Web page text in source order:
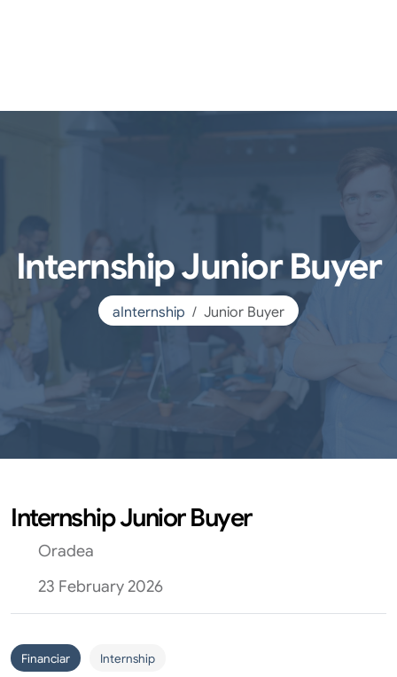
Internship Junior Buyer
aInternship Junior Buyer
Internship Junior Buyer
Oradea
23 February 2026
Financiar Internship